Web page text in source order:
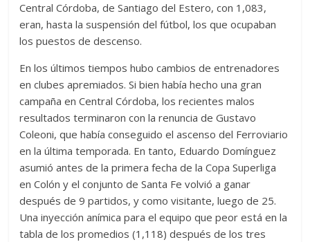
Central Córdoba, de Santiago del Estero, con 1,083,
eran, hasta la suspensión del fútbol, los que ocupaban
los puestos de descenso.
En los últimos tiempos hubo cambios de entrenadores
en clubes apremiados. Si bien había hecho una gran
campaña en Central Córdoba, los recientes malos
resultados terminaron con la renuncia de Gustavo
Coleoni, que había conseguido el ascenso del Ferroviario
en la última temporada. En tanto, Eduardo Domínguez
asumió antes de la primera fecha de la Copa Superliga
en Colón y el conjunto de Santa Fe volvió a ganar
después de 9 partidos, y como visitante, luego de 25.
Una inyección anímica para el equipo que peor está en la
tabla de los promedios (1,118) después de los tres